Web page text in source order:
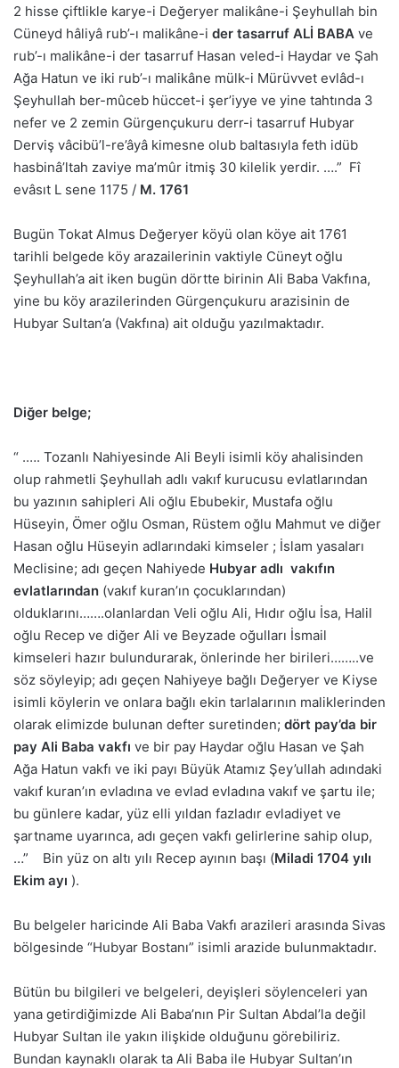
2 hisse çiftlikle karye-i Değeryer malikâne-i Şeyhullah bin
Cüneyd hâliyâ rub’-ı malikâne-i der tasarruf ALİ BABA ve
rub’-ı malikâne-i der tasarruf Hasan veled-i Haydar ve Şah
Ağa Hatun ve iki rub’-ı malikâne mülk-i Mürüvvet evlâd-ı
Şeyhullah ber-mûceb hüccet-i şer’iyye ve yine tahtında 3
nefer ve 2 zemin Gürgençukuru derr-i tasarruf Hubyar
Derviş vâcibü’l-re’âyâ kimesne olub baltasıyla feth idüb
hasbinâ’ltah zaviye ma’mûr itmiş 30 kilelik yerdir. ….” Fî
evâsıt L sene 1175 / M. 1761
Bugün Tokat Almus Değeryer köyü olan köye ait 1761
tarihli belgede köy arazailerinin vaktiyle Cüneyt oğlu
Şeyhullah’a ait iken bugün dörtte birinin Ali Baba Vakfına,
yine bu köy arazilerinden Gürgençukuru arazisinin de
Hubyar Sultan’a (Vakfına) ait olduğu yazılmaktadır.
Diğer belge;
“ .…. Tozanlı Nahiyesinde Ali Beyli isimli köy ahalisinden
olup rahmetli Şeyhullah adlı vakıf kurucusu evlatlarından
bu yazının sahipleri Ali oğlu Ebubekir, Mustafa oğlu
Hüseyin, Ömer oğlu Osman, Rüstem oğlu Mahmut ve diğer
Hasan oğlu Hüseyin adlarındaki kimseler ; İslam yasaları
Meclisine; adı geçen Nahiyede Hubyar adlı vakıfın
evlatlarından (vakıf kuran’ın çocuklarından)
olduklarını…….olanlardan Veli oğlu Ali, Hıdır oğlu İsa, Halil
oğlu Recep ve diğer Ali ve Beyzade oğulları İsmail
kimseleri hazır bulundurarak, önlerinde her birileri……..ve
söz söyleyip; adı geçen Nahiyeye bağlı Değeryer ve Kiyse
isimli köylerin ve onlara bağlı ekin tarlalarının maliklerinden
olarak elimizde bulunan defter suretinden; dört pay’da bir
pay Ali Baba vakfı ve bir pay Haydar oğlu Hasan ve Şah
Ağa Hatun vakfı ve iki payı Büyük Atamız Şey’ullah adındaki
vakıf kuran’ın evladına ve evlad evladına vakıf ve şartu ile;
bu günlere kadar, yüz elli yıldan fazladır evladiyet ve
şartname uyarınca, adı geçen vakfı gelirlerine sahip olup,
…” Bin yüz on altı yılı Recep ayının başı (Miladi 1704 yılı
Ekim ayı ).
Bu belgeler haricinde Ali Baba Vakfı arazileri arasında Sivas
bölgesinde “Hubyar Bostanı” isimli arazide bulunmaktadır.
Bütün bu bilgileri ve belgeleri, deyişleri söylenceleri yan
yana getirdiğimizde Ali Baba’nın Pir Sultan Abdal’la değil
Hubyar Sultan ile yakın ilişkide olduğunu görebiliriz.
Bundan kaynaklı olarak ta Ali Baba ile Hubyar Sultan’ın